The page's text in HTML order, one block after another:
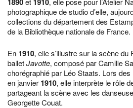
photographique de studio d’elle,
collections du département des
de la Bibliothèque nationale de France.
En 1910, elle s’illustre sur la scène
balletJavotte, composé par Camille
chorégraphié par Léo Staats. Lors
en janvier 1910, elle interprète le rôle
partageant la scène avec les
Georgette Couat.